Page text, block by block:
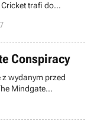
trafi do
konkurs
seniorów to
Conspiracy
wydanym przed
Mindgate
okazja. Firma
w sieci za